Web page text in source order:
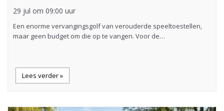
29 jul om 09:00 uur
Een enorme vervangingsgolf van verouderde speeltoestellen,
maar geen budget om die op te vangen. Voor de…
Lees verder »